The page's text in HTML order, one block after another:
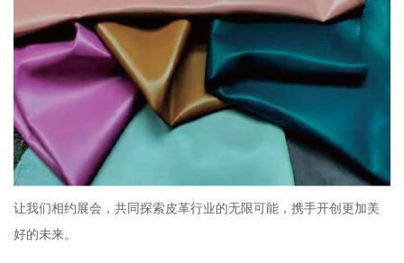
让我们相约展会，共同探索皮革行业的无限可能，携手开创更加美
好的未来。